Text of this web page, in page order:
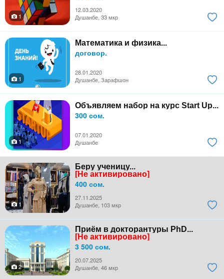
12.03.2020
1
Душанбе, 33 мкр
Математика и физика...
договор.
28.01.2020
1
Душанбе, Зарафшон
Объявляем набор на курс Start Up...
300 сом.
07.01.2020
1
Душанбе
Беру ученицу...
[Не активировано]
400 сом.
27.11.2025
1
Душанбе, 103 мкр
Приём в докторантуры PhD...
[Не активировано]
3 500 сом.
20.07.2025
2
Душанбе, 46 мкр